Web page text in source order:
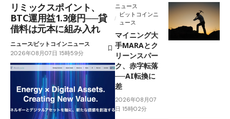
リミックスポイント、
BTC運用益1.3億円──貸
借料は元本に組み入れ
ニュースビットコインニュース
2026年08月07日 15時59分
ニュース
ビットコインニ
ュース
マイニング大
手MARAとク
リーンスパー
ク、赤字転落
──AI転換に
差
2026年08月07
日 15時02分